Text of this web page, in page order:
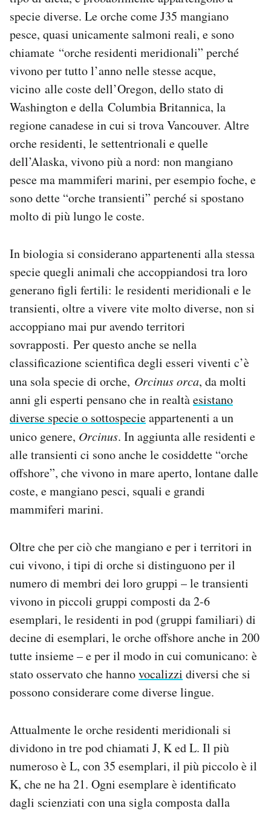
specie diverse. Le orche come J35 mangiano
pesce, quasi unicamente salmoni reali, e sono
chiamate “orche residenti meridionali” perché
vivono per tutto l’anno nelle stesse acque,
vicino alle coste dell’Oregon, dello stato di
Washington e della Columbia Britannica, la
regione canadese in cui si trova Vancouver. Altre
orche residenti, le settentrionali e quelle
dell’Alaska, vivono più a nord: non mangiano
pesce ma mammiferi marini, per esempio foche, e
sono dette “orche transienti” perché si spostano
molto di più lungo le coste.
In biologia si considerano appartenenti alla stessa
specie quegli animali che accoppiandosi tra loro
generano figli fertili: le residenti meridionali e le
transienti, oltre a vivere vite molto diverse, non si
accoppiano mai pur avendo territori
sovrapposti. Per questo anche se nella
classificazione scientifica degli esseri viventi c’è
una sola specie di orche, Orcinus orca, da molti
anni gli esperti pensano che in realtàesistano
diverse specie o sottospecieappartenenti a un
unico genere, Orcinus. In aggiunta alle residenti e
alle transienti ci sono anche le cosiddette “orche
offshore”, che vivono in mare aperto, lontane dalle
coste, e mangiano pesci, squali e grandi
mammiferi marini.
Oltre che per ciò che mangiano e per i territori in
cui vivono, i tipi di orche si distinguono per il
numero di membri dei loro gruppi – le transienti
vivono in piccoli gruppi composti da 2-6
esemplari, le residenti in pod (gruppi familiari) di
decine di esemplari, le orche offshore anche in 200
tutte insieme – e per il modo in cui comunicano: è
stato osservato che hannovocalizzi diversi che si
possono considerare come diverse lingue.
Attualmente le orche residenti meridionali si
dividono in tre pod chiamati J, K ed L. Il più
numeroso è L, con 35 esemplari, il più piccolo è il
K, che ne ha 21. Ogni esemplare è identificato
dagli scienziati con una sigla composta dalla